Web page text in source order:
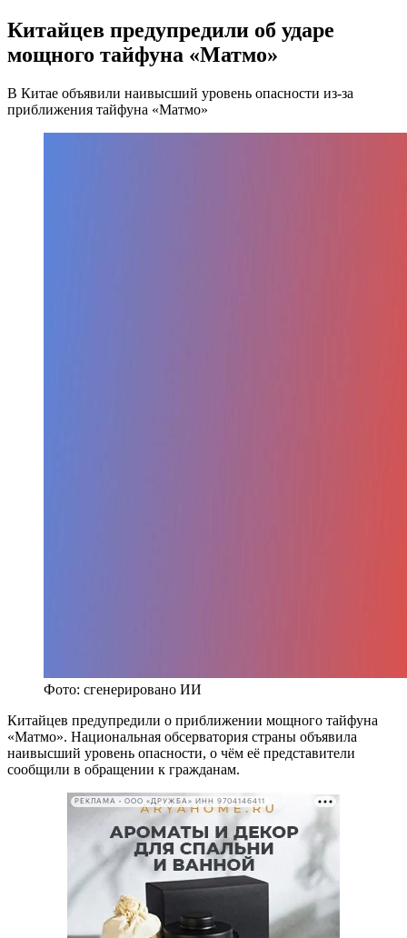
Китайцев предупредили об ударе
мощного тайфуна «Матмо»
В Китае объявили наивысший уровень опасности из-за
приближения тайфуна «Матмо»
Фото: сгенерировано ИИ
Китайцев предупредили о приближении мощного тайфуна
«Матмо». Национальная обсерватория страны объявила
наивысший уровень опасности, о чём её представители
сообщили в обращении к гражданам.
РЕКЛАМА • ООО «ДРУЖБА» ИНН 9704146411